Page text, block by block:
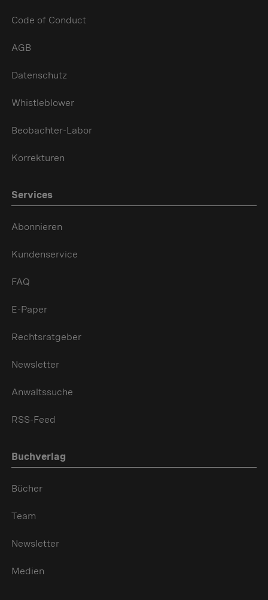
Code of Conduct
AGB
Datenschutz
Whistleblower
Beobachter-Labor
Korrekturen
Services
Abonnieren
Kundenservice
FAQ
E-Paper
Rechtsratgeber
Newsletter
Anwaltssuche
RSS-Feed
Buchverlag
Bücher
Team
Newsletter
Medien